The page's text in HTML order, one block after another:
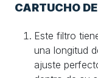
CARTUCHO
Este filtro
una longitud
ajuste